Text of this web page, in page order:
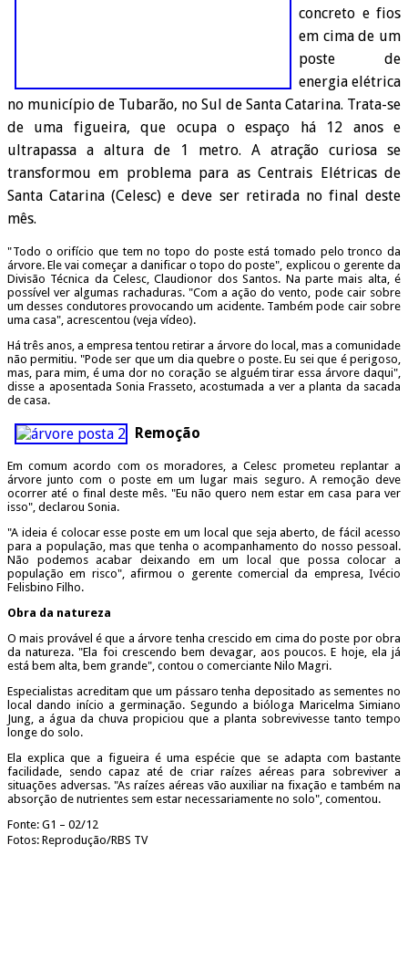
concreto e fios
em cima de um
poste de
energia elétrica
no município de Tubarão, no Sul de Santa Catarina. Trata-se
de uma figueira, que ocupa o espaço há 12 anos e
ultrapassa a altura de 1 metro. A atração curiosa se
transformou em problema para as Centrais Elétricas de
Santa Catarina (Celesc) e deve ser retirada no final deste
mês.
"Todo o orifício que tem no topo do poste está tomado pelo tronco da
árvore. Ele vai começar a danificar o topo do poste", explicou o gerente da
Divisão Técnica da Celesc, Claudionor dos Santos. Na parte mais alta, é
possível ver algumas rachaduras. "Com a ação do vento, pode cair sobre
um desses condutores provocando um acidente. Também pode cair sobre
uma casa", acrescentou (veja vídeo).
Há três anos, a empresa tentou retirar a árvore do local, mas a comunidade
não permitiu. "Pode ser que um dia quebre o poste. Eu sei que é perigoso,
mas, para mim, é uma dor no coração se alguém tirar essa árvore daqui",
disse a aposentada Sonia Frasseto, acostumada a ver a planta da sacada
de casa.
Remoção
Em comum acordo com os moradores, a Celesc prometeu replantar a
árvore junto com o poste em um lugar mais seguro. A remoção deve
ocorrer até o final deste mês. "Eu não quero nem estar em casa para ver
isso", declarou Sonia.
"A ideia é colocar esse poste em um local que seja aberto, de fácil acesso
para a população, mas que tenha o acompanhamento do nosso pessoal.
Não podemos acabar deixando em um local que possa colocar a
população em risco", afirmou o gerente comercial da empresa, Ivécio
Felisbino Filho.
Obra da natureza
O mais provável é que a árvore tenha crescido em cima do poste por obra
da natureza. "Ela foi crescendo bem devagar, aos poucos. E hoje, ela já
está bem alta, bem grande", contou o comerciante Nilo Magri.
Especialistas acreditam que um pássaro tenha depositado as sementes no
local dando início a germinação. Segundo a bióloga Maricelma Simiano
Jung, a água da chuva propiciou que a planta sobrevivesse tanto tempo
longe do solo.
Ela explica que a figueira é uma espécie que se adapta com bastante
facilidade, sendo capaz até de criar raízes aéreas para sobreviver a
situações adversas. "As raízes aéreas vão auxiliar na fixação e também na
absorção de nutrientes sem estar necessariamente no solo", comentou.
Fonte: G1 – 02/12
Fotos: Reprodução/RBS TV